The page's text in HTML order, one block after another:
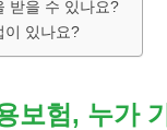
받을 수 있나요?
이 있나요?
보험, 누가